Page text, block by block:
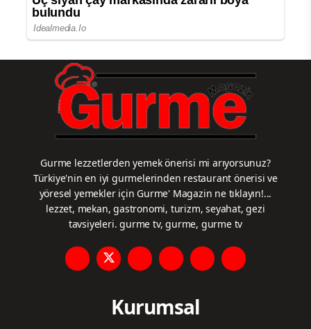
Gurme lezzetlerden yemek önerisi mi arıyorsunuz?
Türkiye'nin en iyi gurmelerinden restaurant önerisi ve
yöresel yemekler için Gurme' Magazin ne tıklayın!...
lezzet, mekan, gastronomi, turizm, seyahat, gezi
tavsiyeleri. gurme tv, gurme, gurme tv
Kurumsal